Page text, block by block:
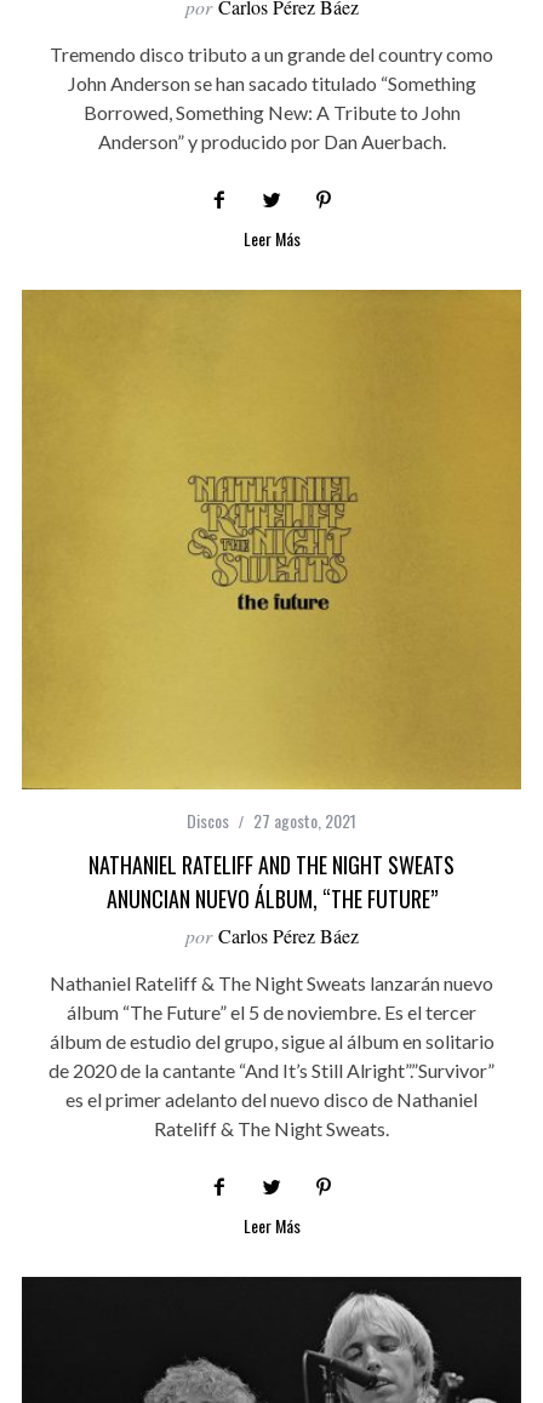
por Carlos Pérez Báez
Tremendo disco tributo a un grande del country como
John Anderson se han sacado titulado “Something
Borrowed, Something New: A Tribute to John
Anderson” y producido por Dan Auerbach.
Leer Más
Discos 27 agosto, 2021
NATHANIEL RATELIFF AND THE NIGHT SWEATS
ANUNCIAN NUEVO ÁLBUM, “THE FUTURE”
por Carlos Pérez Báez
Nathaniel Rateliff & The Night Sweats lanzarán nuevo
álbum “The Future” el 5 de noviembre. Es el tercer
álbum de estudio del grupo, sigue al álbum en solitario
de 2020 de la cantante “And It’s Still Alright”.”Survivor”
es el primer adelanto del nuevo disco de Nathaniel
Rateliff & The Night Sweats.
Leer Más